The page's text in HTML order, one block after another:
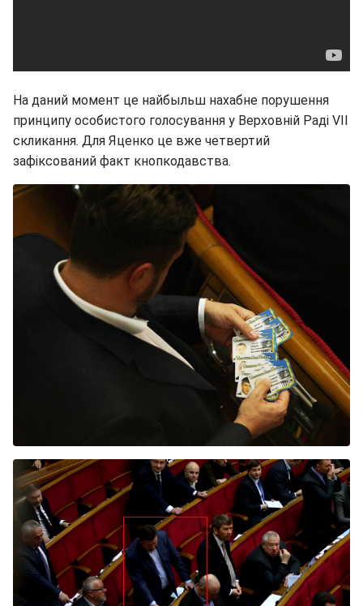
На даний момент це найбыльш нахабне порушення
принципу особистого голосування у Верховній Раді VII
скликання. Для Яценко це вже четвертий
зафіксований факт кнопкодавства.